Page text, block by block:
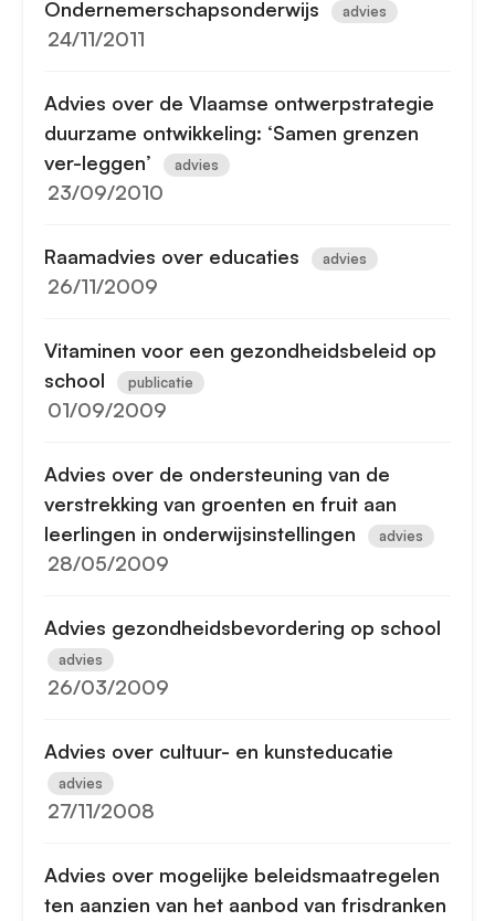
Ondernemerschapsonderwijs advies
24/11/2011
Advies over de Vlaamse ontwerpstrategie
duurzame ontwikkeling: ‘Samen grenzen
ver-leggen’
advies
23/09/2010
Raamadvies over educaties advies
26/11/2009
Vitaminen voor een gezondheidsbeleid op
school
publicatie
01/09/2009
Advies over de ondersteuning van de
verstrekking van groenten en fruit aan
leerlingen in onderwijsinstellingen
advies
28/05/2009
Advies gezondheidsbevordering op school
advies
26/03/2009
Advies over cultuur- en kunsteducatie
advies
27/11/2008
Advies over mogelijke beleidsmaatregelen
ten aanzien van het aanbod van frisdranken